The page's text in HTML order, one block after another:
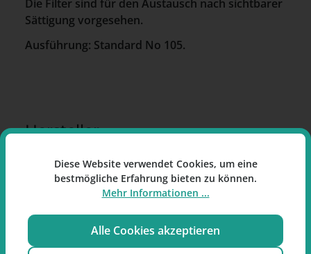
Die Filter sind für den Austausch nach sichtbarer
Sättigung vorgesehen.
Ausführung: Standard No 105.
Hersteller
Denicotea GmbH
Frankenforster Straße 142
51427 Bergisch Gladbach
shop@denicotea.de
Diese Website verwendet Cookies, um eine
bestmögliche Erfahrung bieten zu können.
Mehr Informationen ...
Alle Cookies akzeptieren